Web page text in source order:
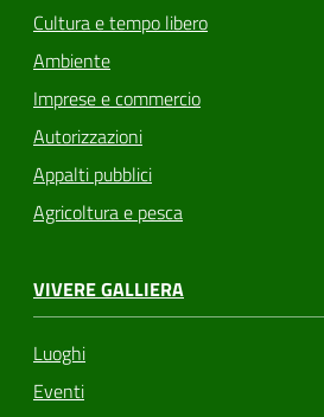
Cultura e tempo libero
Ambiente
Imprese e commercio
Autorizzazioni
Appalti pubblici
Agricoltura e pesca
VIVERE GALLIERA
Luoghi
Eventi